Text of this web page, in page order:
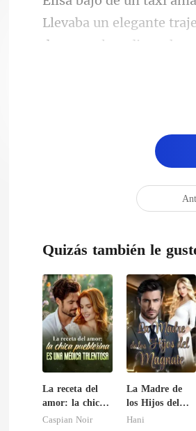
Llevaba un elegante
Quizás también le
La receta del
amor: la chica
pueblerina es
Caspian Noir
La Madre de
los Hijos del
Magnate
Hani